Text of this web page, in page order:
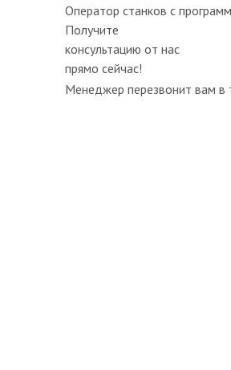
Оператор станков с
Получите
консультацию от нас
прямо сейчас!
Менеджер перезвонит вам в